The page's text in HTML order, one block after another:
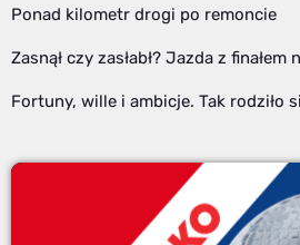
Ponad kilometr drogi po remoncie
Zasnął czy zasłabł? Jazda z
Fortuny, wille i ambicje. Tak rodziło